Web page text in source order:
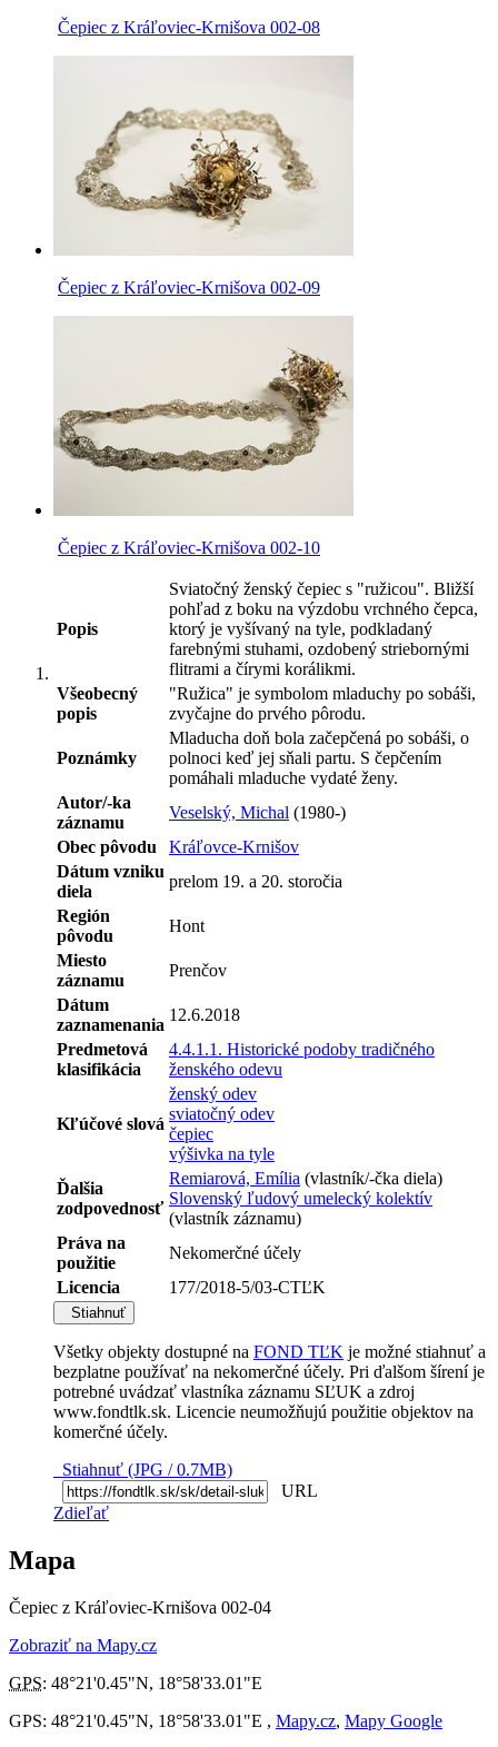
Čepiec z Kráľoviec-Krnišova 002-08
Čepiec z Kráľoviec-Krnišova 002-09
Čepiec z Kráľoviec-Krnišova 002-10
Popis
Sviatočný ženský čepiec s "ružicou". Bližší
pohľad z boku na výzdobu vrchného čepca,
ktorý je vyšívaný na tyle, podkladaný
farebnými stuhami, ozdobený striebornými
flitrami a čírymi korálikmi.
Všeobecný
popis
"Ružica" je symbolom mladuchy po sobáši,
zvyčajne do prvého pôrodu.
Poznámky
Mladucha doň bola začepčená po sobáši, o
polnoci keď jej sňali partu. S čepčením
pomáhali mladuche vydaté ženy.
Autor/-ka
záznamu
Veselský, Michal (1980-)
Obec pôvodu
Kráľovce-Krnišov
Dátum vzniku
diela
prelom 19. a 20. storočia
Región
pôvodu
Hont
Miesto
záznamu
Prenčov
Dátum
zaznamenania
12.6.2018
Predmetová
klasifikácia
4.4.1.1. Historické podoby tradičného
ženského odevu
Kľúčové slová
ženský odev
sviatočný odev
čepiec
výšivka na tyle
Ďalšia
zodpovednosť
Remiarová, Emília (vlastník/-čka diela)
Slovenský ľudový umelecký kolektív
(vlastník záznamu)
Práva na
použitie
Nekomerčné účely
Licencia
177/2018-5/03-CTĽK
Stiahnuť
Všetky objekty dostupné na FOND TĽK je možné stiahnuť a
bezplatne používať na nekomerčné účely. Pri ďalšom šírení je
potrebné uvádzať vlastníka záznamu SĽUK a zdroj
www.fondtlk.sk. Licencie neumožňujú použitie objektov na
komerčné účely.
Stiahnuť (JPG / 0.7MB)
URL
Zdieľať
Mapa
Čepiec z Kráľoviec-Krnišova 002-04
Zobraziť na Mapy.cz
GPS: 48°21'0.45"N, 18°58'33.01"E
GPS: 48°21'0.45"N, 18°58'33.01"E , Mapy.cz, Mapy Google